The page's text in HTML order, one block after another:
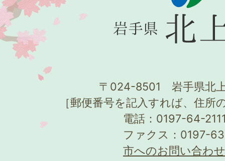
〒024-8501 岩手県北
［郵便番号を記入すれば、住所
電話：0197-64-
ファクス：0197-
市へのお問い合わ